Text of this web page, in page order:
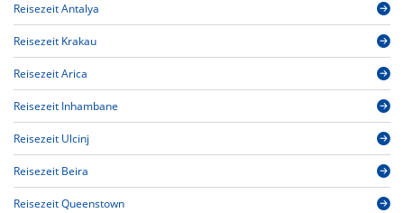
Reisezeit Antalya
Reisezeit Krakau
Reisezeit Arica
Reisezeit Inhambane
Reisezeit Ulcinj
Reisezeit Beira
Reisezeit Queenstown